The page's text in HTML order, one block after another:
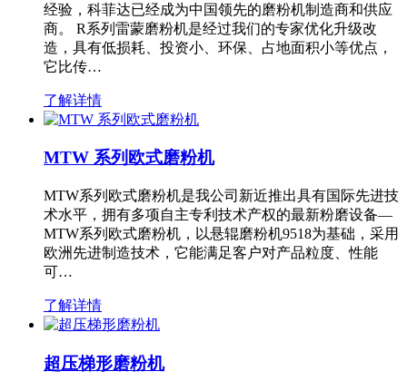
经验，科菲达已经成为中国领先的磨粉机制造商和供应
商。 R系列雷蒙磨粉机是经过我们的专家优化升级改
造，具有低损耗、投资小、环保、占地面积小等优点，
它比传…
了解详情
MTW 系列欧式磨粉机
MTW系列欧式磨粉机是我公司新近推出具有国际先进技
术水平，拥有多项自主专利技术产权的最新粉磨设备—
MTW系列欧式磨粉机，以悬辊磨粉机9518为基础，采用
欧洲先进制造技术，它能满足客户对产品粒度、性能
可…
了解详情
超压梯形磨粉机